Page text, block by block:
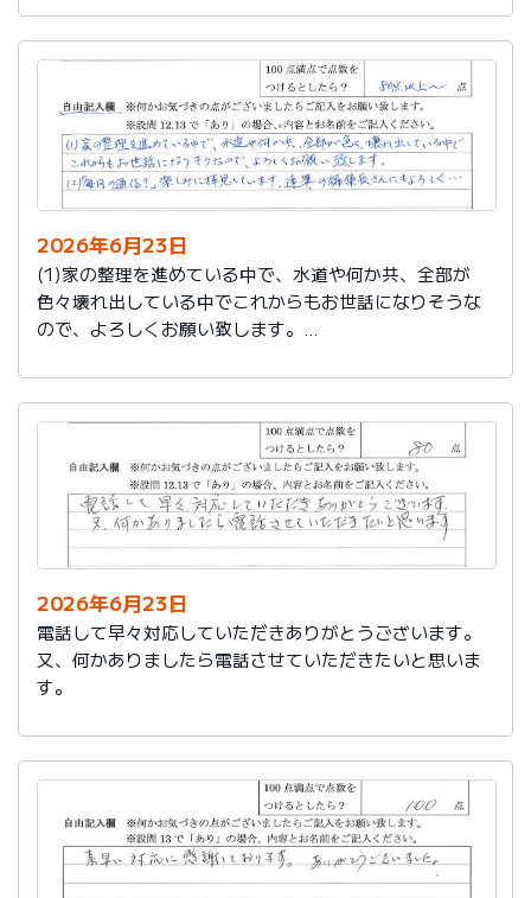
2026年6月23日
(1)家の整理を進めている中で、水道や何か共、全部が
色々壊れ出している中でこれからもお世話になりそうな
ので、よろしくお願い致します。
集長さんにもよろしく…
2026年6月23日
電話して早々対応していただきありがとうございます。
又、何かありましたら電話させていただきたいと思いま
す。